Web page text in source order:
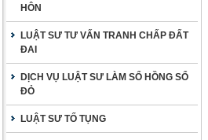
HÔN
LUẬT SƯ TƯ VẤN TRANH CHẤP ĐẤT
ĐAI
DỊCH VỤ LUẬT SƯ LÀM SỔ HỒNG SỔ
ĐỎ
LUẬT SƯ TỐ TỤNG